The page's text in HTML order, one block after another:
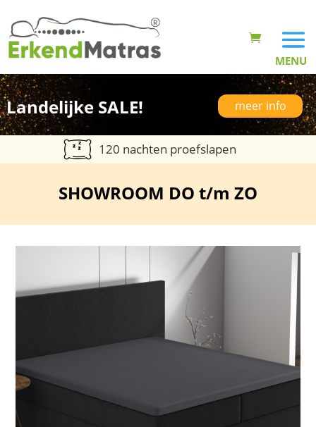
Landelijke SALE! meer info
120 nachten proefslapen
SHOWROOM DO t/m ZO